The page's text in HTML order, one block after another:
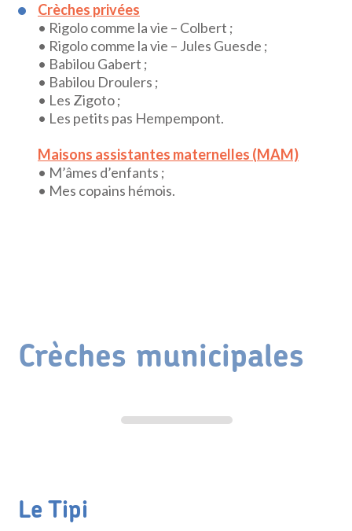
Crèches privées
• Rigolo comme la vie – Colbert ;
• Rigolo comme la vie – Jules Guesde ;
• Babilou Gabert ;
• Babilou Droulers ;
• Les Zigoto ;
• Les petits pas Hempempont.
Maisons assistantes maternelles (MAM)
• M’âmes d’enfants ;
• Mes copains hémois.
Crèches municipales
Le Tipi